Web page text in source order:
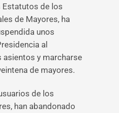
de los
de Mayores, ha
unos
al
asientos y marcharse
de mayores.
de los
han abandonado